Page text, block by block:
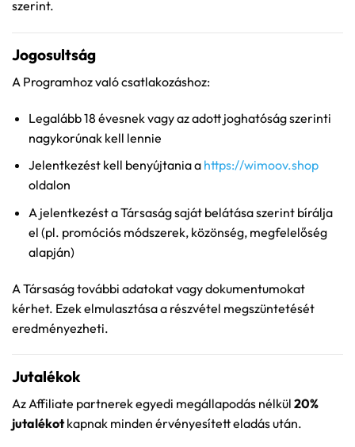
szerint.
Jogosultság
A Programhoz való csatlakozáshoz:
Legalább 18 évesnek vagy az adott joghatóság szerinti
nagykorúnak kell lennie
Jelentkezést kell benyújtania a https://wimoov.shop
oldalon
A jelentkezést a Társaság saját belátása szerint bírálja
el (pl. promóciós módszerek, közönség, megfelelőség
alapján)
A Társaság további adatokat vagy dokumentumokat
kérhet. Ezek elmulasztása a részvétel megszüntetését
eredményezheti.
Jutalékok
Az Affiliate partnerek egyedi megállapodás nélkül 20%
jutalékotkapnak minden érvényesített eladás után.